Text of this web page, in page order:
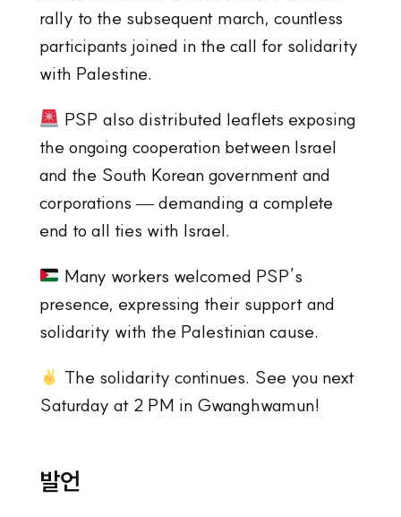
rally to the subsequent march, countless
participants joined in the call for solidarity
with Palestine.
PSP also distributed leaflets exposing
the ongoing cooperation between Israel
and the South Korean government and
corporations — demanding a complete
end to all ties with Israel.
Many workers welcomed PSP’s
presence, expressing their support and
solidarity with the Palestinian cause.
The solidarity continues. See you next
Saturday at 2 PM in Gwanghwamun!
발언